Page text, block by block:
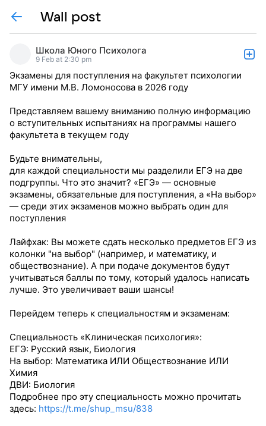
Wall post
Школа Юного Психолога
9 Feb at 2:30 pm
Экзамены для поступления на факультет психологии
МГУ имени М.В. Ломоносова в 2026 году
Представляем вашему вниманию полную информацию
о вступительных испытаниях на программы нашего
факультета в текущем году
Будьте внимательны,
для каждой специальности мы разделили ЕГЭ на две
подгруппы. Что это значит? «ЕГЭ» — основные
экзамены, обязательные для поступления, а «На выбор»
— среди этих экзаменов можно выбрать один для
поступления
Лайфхак: Вы можете сдать несколько предметов ЕГЭ из
колонки "на выбор" (например, и математику, и
обществознание). А при подаче документов будут
учитываться баллы по тому, который удалось написать
лучше. Это увеличивает ваши шансы!
Перейдем теперь к специальностям и экзаменам:
Специальность «Клиническая психология»:
ЕГЭ: Русский язык, Биология
На выбор: Математика ИЛИ Обществознание ИЛИ
Химия
ДВИ: Биология
Подробнее про эту специальность можно прочитать
здесь: https://t.me/shup_msu/838